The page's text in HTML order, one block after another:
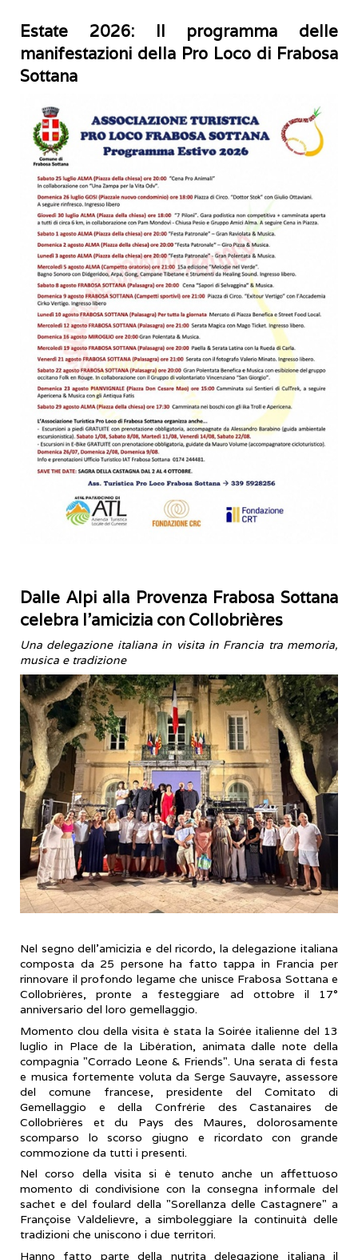
Estate 2026: Il programma delle
manifestazioni della Pro Loco di Frabosa
Sottana
Dalle Alpi alla Provenza Frabosa Sottana
celebra l’amicizia con Collobrières
Una delegazione italiana in visita in Francia tra memoria,
musica e tradizione
Nel segno dell’amicizia e del ricordo, la delegazione italiana
composta da 25 persone ha fatto tappa in Francia per
rinnovare il profondo legame che unisce Frabosa Sottana e
Collobrières, pronte a festeggiare ad ottobre il 17°
anniversario del loro gemellaggio.
​Momento clou della visita è stata la Soirée italienne del 13
luglio in Place de la Libération, animata dalle note della
compagnia "Corrado Leone & Friends". Una serata di festa
e musica fortemente voluta da Serge Sauvayre, assessore
del comune francese, presidente del Comitato di
Gemellaggio e della Confrérie des Castanaires de
Collobrières et du Pays des Maures, dolorosamente
scomparso lo scorso giugno e ricordato con grande
commozione da tutti i presenti.
​Nel corso della visita si è tenuto anche un affettuoso
momento di condivisione con la consegna informale del
sachet e del foulard della "Sorellanza delle Castagnere" a
Françoise Valdelievre, a simboleggiare la continuità delle
tradizioni che uniscono i due territori.
Hanno fatto parte della nutrita delegazione italiana il